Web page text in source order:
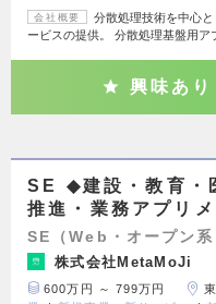
会社概要
分散処理技術を中心
ービスの提供。 分散処理基盤用
興味あり
SE ◆建設・教育・
推進・業務アプリ
SE（Web・オープン系
株式会社MetaMoJi
600万円 ～ 799万円